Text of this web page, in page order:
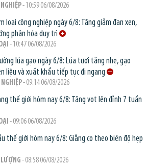
- 10:59 06/08/2026
loại công nghiệp ngày 6/8: Tăng giảm đan xen,
phân hóa duy trì
- 10:47 06/08/2026
lúa gạo ngày 6/8: Lúa tươi tăng nhẹ, gạo
liệu và xuất khẩu tiếp tục đi ngang
NGHIỆP- 09:14 06/08/2026
thế giới hôm nay 6/8: Tăng vọt lên đỉnh 7 tuần
- 09:06 06/08/2026
thế giới hôm nay 6/8: Giằng co theo biên độ hẹp
LƯỢNG - 08:58 06/08/2026